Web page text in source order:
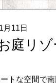
月11日
庭リ
トな空間で